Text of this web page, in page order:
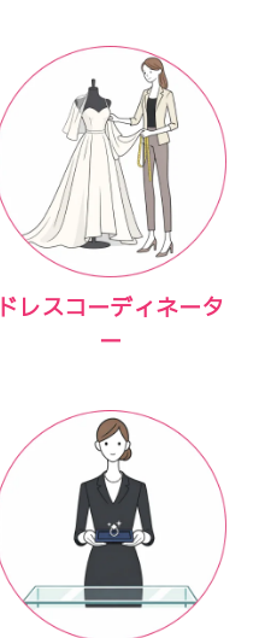
ドレスコーディネータ
ー